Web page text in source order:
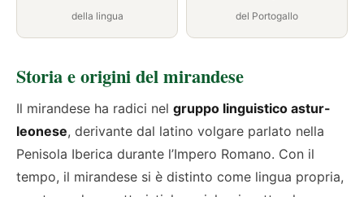
della lingua
del Portogallo
Storia e origini del mirandese
Il mirandese ha radici nel gruppo linguistico astur-
leonese, derivante dal latino volgare parlato nella
Penisola Iberica durante l’Impero Romano. Con il
tempo, il mirandese si è distinto come lingua propria,